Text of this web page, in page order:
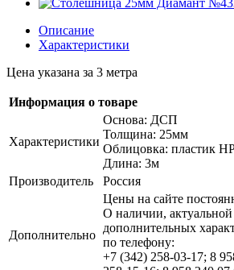
Описание
Характеристики
Цена указана за 3 метра
Информация о товаре
Характеристики
Основа: ДСП
Толщина: 25мм
Облицовка: пластик
Длина: 3м
Производитель
Россия
Дополнительно
Цены на сайте
О наличии, актуальной
дополнительных
по телефону:
+7 (342) 258-03-17; 8